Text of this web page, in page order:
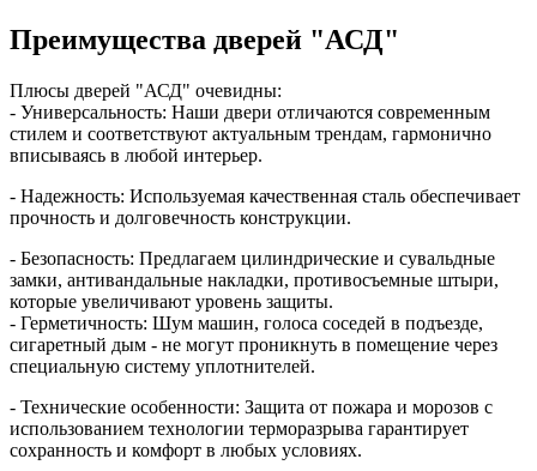
Преимущества дверей "АСД"
Плюсы дверей "АСД" очевидны:
- Универсальность: Наши двери отличаются современным
стилем и соответствуют актуальным трендам, гармонично
вписываясь в любой интерьер.
- Надежность: Используемая качественная сталь обеспечивает
прочность и долговечность конструкции.
- Безопасность: Предлагаем цилиндрические и сувальдные
замки, антивандальные накладки, противосъемные штыри,
которые увеличивают уровень защиты.
- Герметичность: Шум машин, голоса соседей в подъезде,
сигаретный дым - не могут проникнуть в помещение через
специальную систему уплотнителей.
- Технические особенности: Защита от пожара и морозов с
использованием технологии терморазрыва гарантирует
сохранность и комфорт в любых условиях.